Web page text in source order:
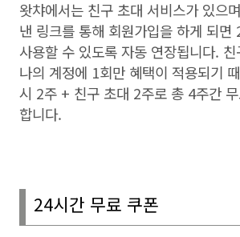
왓챠에서는 친구 초대 서비스가 있으며
낸 링크를 통해 회원가입을 하게 되면
사용할 수 있도록 자동 연장됩니다.
나의 계정에 1회만 혜택이 적용되기
시 2주 + 친구 초대 2주로 총 4주간
합니다.
24시간 무료 쿠폰